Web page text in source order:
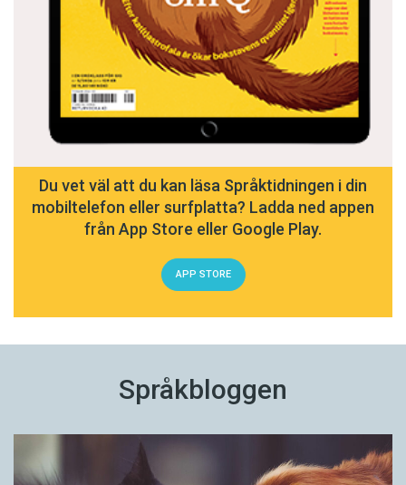
Du vet väl att du kan läsa Språktidningen i din
mobiltelefon eller surfplatta? Ladda ned appen
från App Store eller Google Play.
APP STORE
Språkbloggen